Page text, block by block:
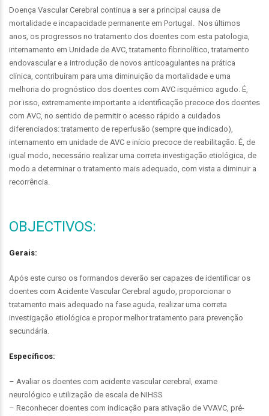
Doença Vascular Cerebral continua a ser a principal causa de
mortalidade e incapacidade permanente em Portugal. Nos últimos
anos, os progressos no tratamento dos doentes com esta patologia,
internamento em Unidade de AVC, tratamento fibrinolítico, tratamento
endovascular e a introdução de novos anticoagulantes na prática
clínica, contribuíram para uma diminuição da mortalidade e uma
melhoria do prognóstico dos doentes com AVC isquémico agudo. É,
por isso, extremamente importante a identificação precoce dos doentes
com AVC, no sentido de permitir o acesso rápido a cuidados
diferenciados: tratamento de reperfusão (sempre que indicado),
internamento em unidade de AVC e início precoce de reabilitação. É, de
igual modo, necessário realizar uma correta investigação etiológica, de
modo a determinar o tratamento mais adequado, com vista a diminuir a
recorrência.
OBJECTIVOS:
Gerais:
Após este curso os formandos deverão ser capazes de identificar os
doentes com Acidente Vascular Cerebral agudo, proporcionar o
tratamento mais adequado na fase aguda, realizar uma correta
investigação etiológica e propor melhor tratamento para prevenção
secundária.
Específicos:
– Avaliar os doentes com acidente vascular cerebral, exame
neurológico e utilização de escala de NIHSS
– Reconhecer doentes com indicação para ativação de VVAVC, pré-